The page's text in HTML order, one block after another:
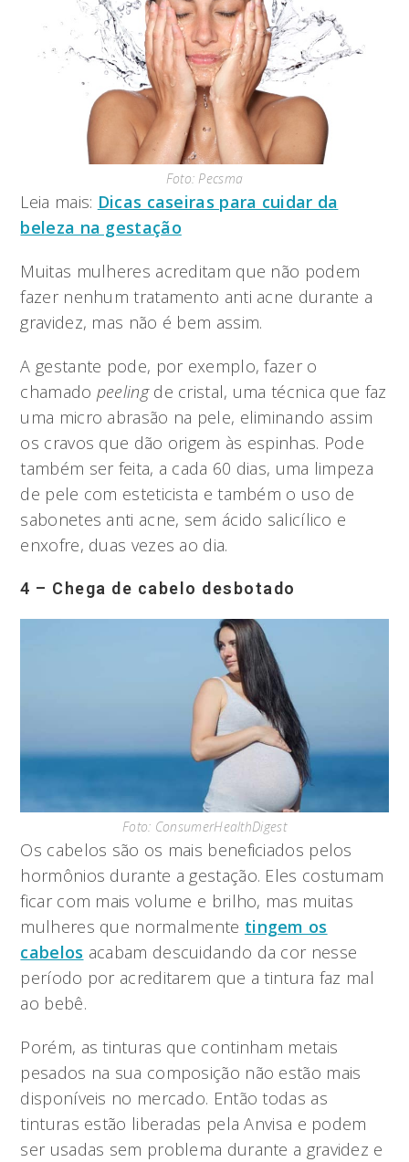
Foto: Pecsma
Leia mais: Dicas caseiras para cuidar da
beleza na gestação
Muitas mulheres acreditam que não podem
fazer nenhum tratamento anti acne durante a
gravidez, mas não é bem assim.
A gestante pode, por exemplo, fazer o
chamado peelingde cristal, uma técnica que faz
uma micro abrasão na pele, eliminando assim
os cravos que dão origem às espinhas. Pode
também ser feita, a cada 60 dias, uma limpeza
de pele com esteticista e também o uso de
sabonetes anti acne, sem ácido salicílico e
enxofre, duas vezes ao dia.
4 – Chega de cabelo desbotado
Foto: ConsumerHealthDigest
Os cabelos são os mais beneficiados pelos
hormônios durante a gestação. Eles costumam
ficar com mais volume e brilho, mas muitas
mulheres que normalmente tingem os
cabelos acabam descuidando da cor nesse
período por acreditarem que a tintura faz mal
ao bebê.
Porém, as tinturas que continham metais
pesados na sua composição não estão mais
disponíveis no mercado. Então todas as
tinturas estão liberadas pela Anvisa e podem
ser usadas sem problema durante a gravidez e